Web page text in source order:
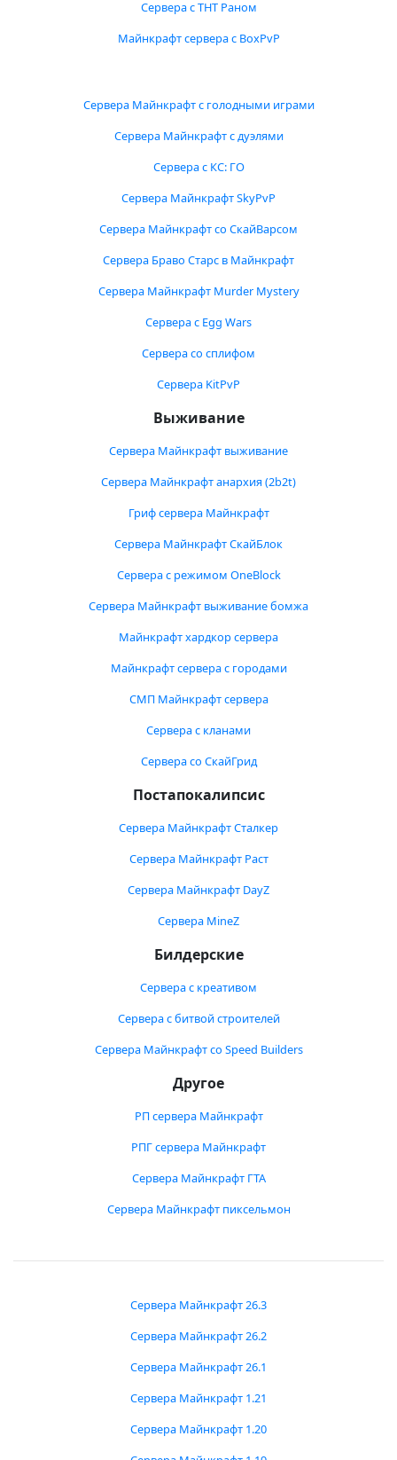
Сервера с ТНТ Раном
Майнкрафт сервера с BoxPvP
Сервера Майнкрафт с голодными играми
Сервера Майнкрафт с дуэлями
Сервера с КС: ГО
Сервера Майнкрафт SkyPvP
Сервера Майнкрафт со СкайВарсом
Сервера Браво Старс в Майнкрафт
Сервера Майнкрафт Murder Mystery
Сервера с Egg Wars
Сервера со сплифом
Сервера KitPvP
Выживание
Сервера Майнкрафт выживание
Сервера Майнкрафт анархия (2b2t)
Гриф сервера Майнкрафт
Сервера Майнкрафт СкайБлок
Сервера с режимом OneBlock
Сервера Майнкрафт выживание бомжа
Майнкрафт хардкор сервера
Майнкрафт сервера с городами
СМП Майнкрафт сервера
Сервера с кланами
Сервера со СкайГрид
Постапокалипсис
Сервера Майнкрафт Сталкер
Сервера Майнкрафт Раст
Сервера Майнкрафт DayZ
Сервера MineZ
Билдерские
Сервера с креативом
Сервера с битвой строителей
Сервера Майнкрафт со Speed Builders
Другое
РП сервера Майнкрафт
РПГ сервера Майнкрафт
Сервера Майнкрафт ГТА
Сервера Майнкрафт пиксельмон
Сервера Майнкрафт 26.3
Сервера Майнкрафт 26.2
Сервера Майнкрафт 26.1
Сервера Майнкрафт 1.21
Сервера Майнкрафт 1.20